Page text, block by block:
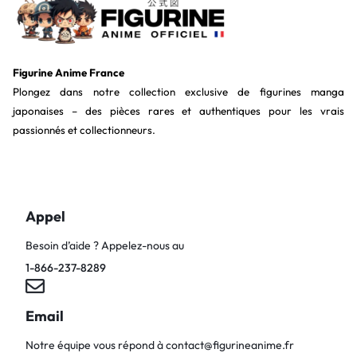
Figurine Anime France
Plongez dans notre collection exclusive de figurines manga
japonaises – des pièces rares et authentiques pour les vrais
passionnés et collectionneurs.
Appel
Besoin d’aide ? Appelez-nous au
1-866-237-8289
Email
Notre équipe vous répond àcontact@figurineanime.fr